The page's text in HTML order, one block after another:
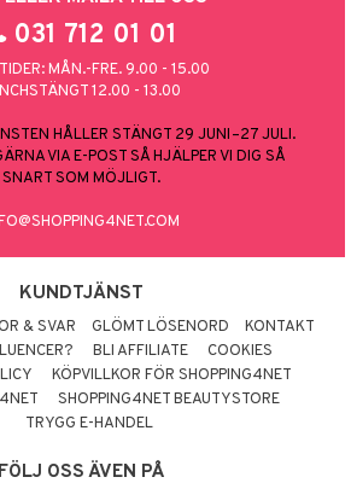
031 712 01 01
MÅN.-FRE. 9.00 - 15.00
12.00 - 13.00
HÅLLER STÄNGT 29 JUNI–27 JULI.
VIA E-POST SÅ HJÄLPER VI DIG SÅ
SNART SOM MÖJLIGT.
KUNDTJÄNST
& SVAR GLÖMT LÖSENORD
KONTAKT
BLI AFFILIATE
COOKIES
KÖPVILLKOR FÖR SHOPPING4NET
SHOPPING4NET BEAUTYSTORE
TRYGG E-HANDEL
FÖLJ OSS ÄVEN PÅ